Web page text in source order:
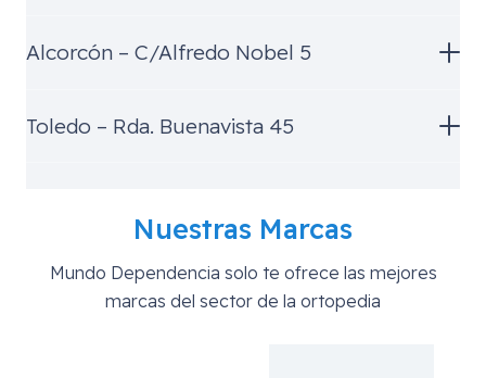
Alcorcón – C/Alfredo Nobel 5
Toledo – Rda. Buenavista 45
Nuestras Marcas
Mundo Dependencia solo te ofrece las mejores
marcas del sector de la ortopedia